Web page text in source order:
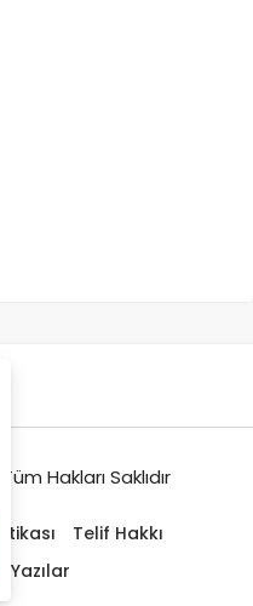
Hakları Saklıdır
Telif Hakkı